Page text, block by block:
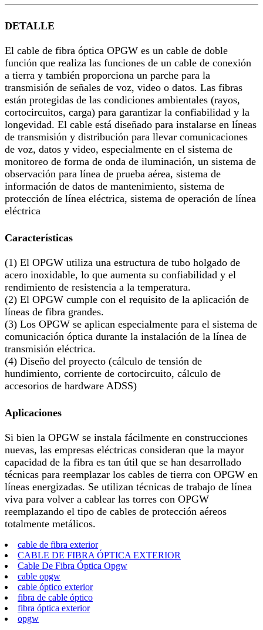
DETALLE
El cable de fibra óptica OPGW es un cable de doble
función que realiza las funciones de un cable de conexión
a tierra y también proporciona un parche para la
transmisión de señales de voz, video o datos. Las fibras
están protegidas de las condiciones ambientales (rayos,
cortocircuitos, carga) para garantizar la confiabilidad y la
longevidad. El cable está diseñado para instalarse en líneas
de transmisión y distribución para llevar comunicaciones
de voz, datos y video, especialmente en el sistema de
monitoreo de forma de onda de iluminación, un sistema de
observación para línea de prueba aérea, sistema de
información de datos de mantenimiento, sistema de
protección de línea eléctrica, sistema de operación de línea
eléctrica
Características
(1) El OPGW utiliza una estructura de tubo holgado de
acero inoxidable, lo que aumenta su confiabilidad y el
rendimiento de resistencia a la temperatura.
(2) El OPGW cumple con el requisito de la aplicación de
líneas de fibra grandes.
(3) Los OPGW se aplican especialmente para el sistema de
comunicación óptica durante la instalación de la línea de
transmisión eléctrica.
(4) Diseño del proyecto (cálculo de tensión de
hundimiento, corriente de cortocircuito, cálculo de
accesorios de hardware ADSS)
Aplicaciones
Si bien la OPGW se instala fácilmente en construcciones
nuevas, las empresas eléctricas consideran que la mayor
capacidad de la fibra es tan útil que se han desarrollado
técnicas para reemplazar los cables de tierra con OPGW en
líneas energizadas. Se utilizan técnicas de trabajo de línea
viva para volver a cablear las torres con OPGW
reemplazando el tipo de cables de protección aéreos
totalmente metálicos.
cable de fibra exterior
CABLE DE FIBRA ÓPTICA EXTERIOR
Cable De Fibra Óptica Opgw
cable opgw
cable óptico exterior
fibra de cable óptico
fibra óptica exterior
opgw